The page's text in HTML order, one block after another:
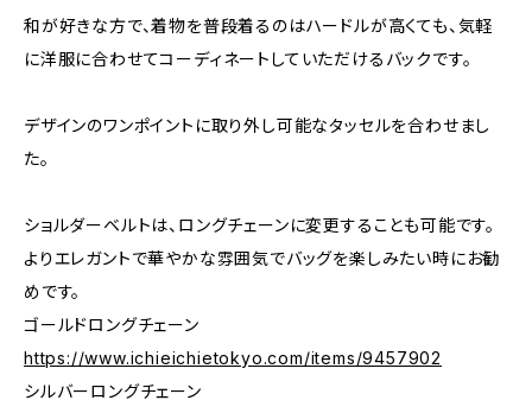
和が好きな方で、着物を普段着るのはハードルが高くても、気軽
に洋服に合わせてコーディネートしていただけるバックです。
デザインのワンポイントに取り外し可能なタッセルを合わせまし
た。
ショルダーベルトは、ロングチェーンに変更することも可能です。
よりエレガントで華やかな雰囲気でバッグを楽しみたい時にお勧
めです。
ゴールドロングチェーン
https://www.ichieichietokyo.com/items/9457902
シルバーロングチェーン